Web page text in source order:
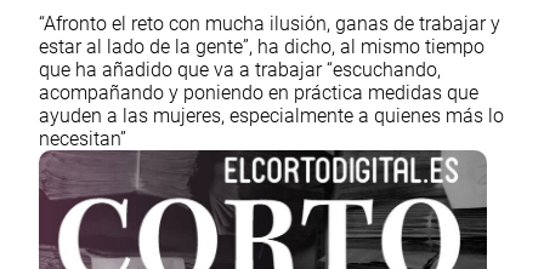
“Afronto el reto con mucha ilusión, ganas de trabajar y
estar al lado de la gente”, ha dicho, al mismo tiempo
que ha añadido que va a trabajar “escuchando,
acompañando y poniendo en práctica medidas que
ayuden a las mujeres, especialmente a quienes más lo
necesitan”